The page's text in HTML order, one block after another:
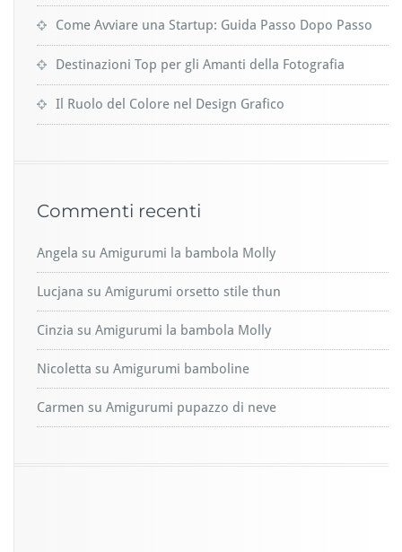
Come Avviare una Startup: Guida Passo Dopo Passo
Destinazioni Top per gli Amanti della Fotografia
Il Ruolo del Colore nel Design Grafico
Commenti recenti
Angela su Amigurumi la bambola Molly
Lucjana su Amigurumi orsetto stile thun
Cinzia su Amigurumi la bambola Molly
Nicoletta su Amigurumi bamboline
Carmen su Amigurumi pupazzo di neve